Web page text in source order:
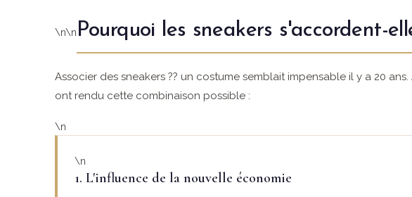
\n\n Pourquoi les sneakers s'accordent-
Associer des sneakers ?? un costume semblait impensable il y a 20
ont rendu cette combinaison possible :
\n
\n
1. L'influence de la nouvelle économie